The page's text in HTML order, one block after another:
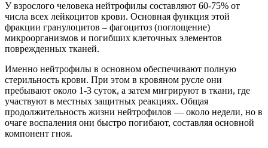
У взрослого человека нейтрофилы составляют 60-75% от
числа всех лейкоцитов крови. Основная функция этой
фракции гранулоцитов – фагоцитоз (поглощение)
микроорганизмов и погибших клеточных элементов
поврежденных тканей.
Именно нейтрофилы в основном обеспечивают полную
стерильность крови. При этом в кровяном русле они
пребывают около 1-3 суток, а затем мигрируют в ткани, где
участвуют в местных защитных реакциях. Общая
продолжительность жизни нейтрофилов — около недели, но в
очаге воспаления они быстро погибают, составляя основной
компонент гноя.